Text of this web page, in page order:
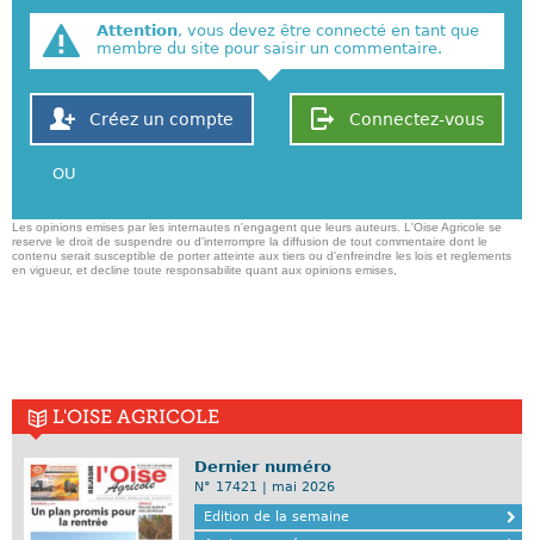
Attention, vous devez être connecté en tant que
membre du site pour saisir un commentaire.
Connectez-vous
Créez un compte
OU
Les opinions emises par les internautes n'engagent que leurs auteurs. L'Oise Agricole se
reserve le droit de suspendre ou d'interrompre la diffusion de tout commentaire dont le
contenu serait susceptible de porter atteinte aux tiers ou d'enfreindre les lois et reglements
en vigueur, et decline toute responsabilite quant aux opinions emises,
L'OISE AGRICOLE
Dernier numéro
N° 17421 | mai 2026
Edition de la semaine